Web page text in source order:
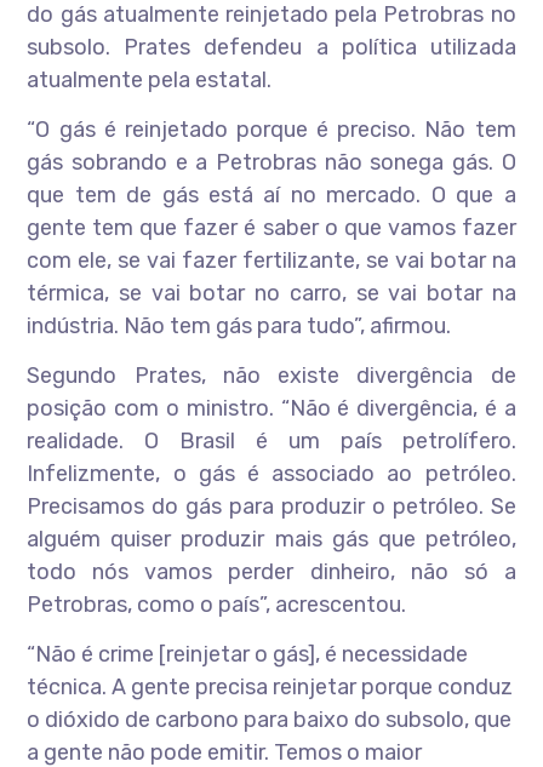
do gás atualmente reinjetado pela Petrobras no
subsolo. Prates defendeu a política utilizada
atualmente pela estatal.
“O gás é reinjetado porque é preciso. Não tem
gás sobrando e a Petrobras não sonega gás. O
que tem de gás está aí no mercado. O que a
gente tem que fazer é saber o que vamos fazer
com ele, se vai fazer fertilizante, se vai botar na
térmica, se vai botar no carro, se vai botar na
indústria. Não tem gás para tudo”, afirmou.
Segundo Prates, não existe divergência de
posição com o ministro. “Não é divergência, é a
realidade. O Brasil é um país petrolífero.
Infelizmente, o gás é associado ao petróleo.
Precisamos do gás para produzir o petróleo. Se
alguém quiser produzir mais gás que petróleo,
todo nós vamos perder dinheiro, não só a
Petrobras, como o país”, acrescentou.
“Não é crime [reinjetar o gás], é necessidade
técnica. A gente precisa reinjetar porque conduz
o dióxido de carbono para baixo do subsolo, que
a gente não pode emitir. Temos o maior